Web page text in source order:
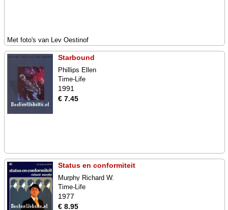
Met foto's van Lev Oestinof
Starbound
Phillips Ellen
Time-Life
1991
€ 7.45
Status en conformiteit
Murphy Richard W.
Time-Life
1977
€ 8.95